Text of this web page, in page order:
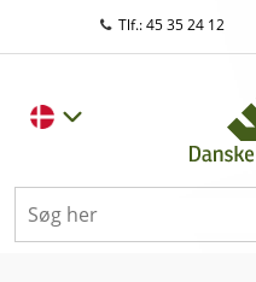
Tlf.: 45 35 24 12